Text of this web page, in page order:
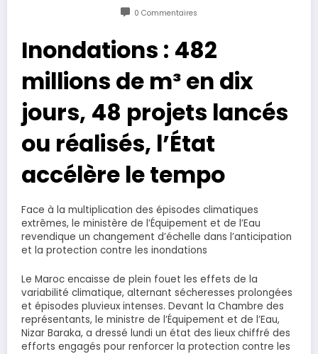
0 Commentaires
Inondations : 482
millions de m³ en dix
jours, 48 projets lancés
ou réalisés, l’État
accélère le tempo
Face à la multiplication des épisodes climatiques
extrêmes, le ministère de l’Équipement et de l’Eau
revendique un changement d’échelle dans l’anticipation
et la protection contre les inondations
Le Maroc encaisse de plein fouet les effets de la
variabilité climatique, alternant sécheresses prolongées
et épisodes pluvieux intenses. Devant la Chambre des
représentants, le ministre de l’Équipement et de l’Eau,
Nizar Baraka, a dressé lundi un état des lieux chiffré des
efforts engagés pour renforcer la protection contre les